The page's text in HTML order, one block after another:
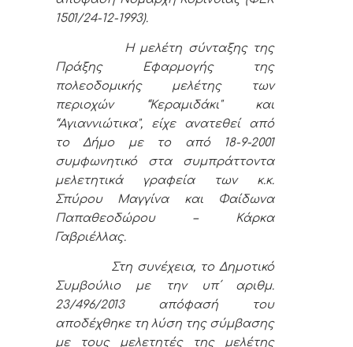
1501/24-12-1993).
Η μελέτη σύνταξης της
Πράξης Εφαρμογής της
πολεοδομικής μελέτης των
περιοχών “Κεραμιδάκι" και
“Αγιαννιώτικα", είχε ανατεθεί από
το Δήμο με το από 18-9-2001
συμφωνητικό στα συμπράττοντα
μελετητικά γραφεία των κ.κ.
Σπύρου Μαγγίνα και Φαίδωνα
Παπαθεοδώρου – Κάρκα
Γαβριέλλας.
Στη συνέχεια, το Δημοτικό
Συμβούλιο με την υπ΄ αριθμ.
23/496/2013 απόφασή του
αποδέχθηκε τη λύση της σύμβασης
με τους μελετητές της μελέτης